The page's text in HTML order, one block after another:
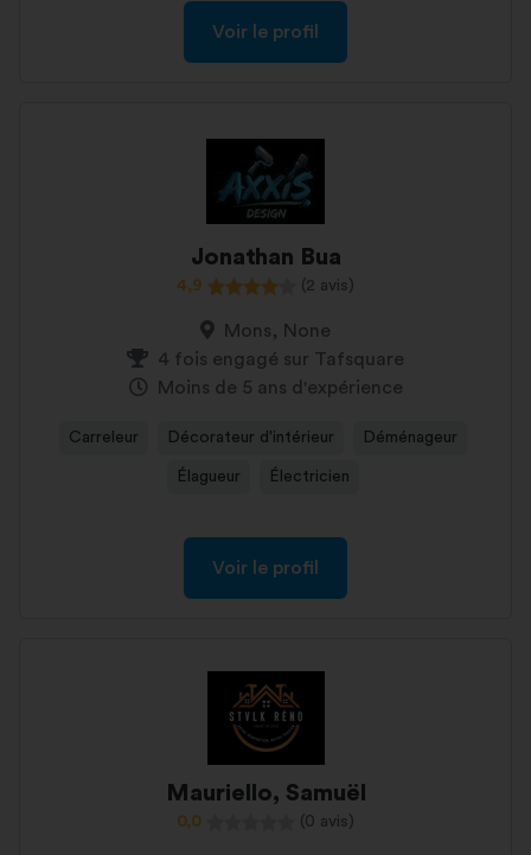
Voir le profil
Jonathan Bua
4,9 (2 avis)
Mons, None
4 fois engagé sur Tafsquare
Moins de 5 ans d'expérience
Carreleur Décorateur d'intérieur Déménageur
Élagueur Électricien
Voir le profil
Mauriello, Samuël
0,0 (0 avis)